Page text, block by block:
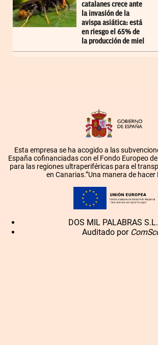
catalanes crece ante
la invasión de la
avispa asiática: está
en riesgo el 65% de
la producción de miel
Esta empresa se ha acogido a las
España cofinanciadas con el Fondo Europeo
para las regiones ultraperiféricas para el
en Canarias.”Una manera de hacer
DOS MIL PALABRAS
Auditado por